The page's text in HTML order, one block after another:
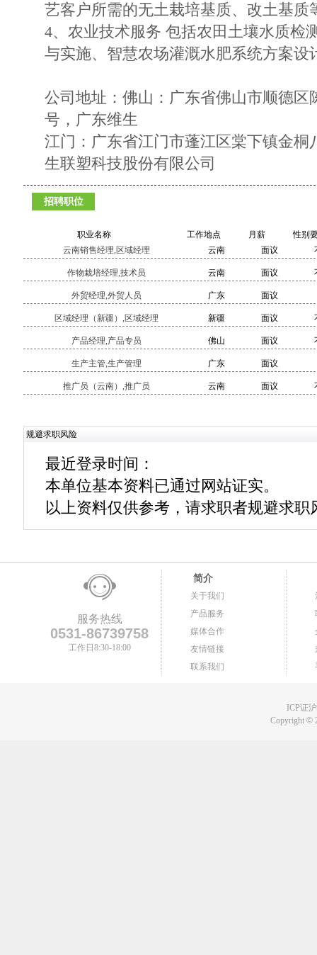
艺客户所需的无土栽培基质、改土基质
4、农业技术服务 包括农田土壤水质检
与实施、智慧农场灌溉水肥系统方案设
公司地址：佛山：广东省佛山市顺德区
号，广东维生
江门：广东省江门市蓬江区棠下镇金桐
生联塑科技股份有限公司
招聘职位
职业名称 工作地点 月薪
性别
云南销售经理,区域经理
云南 面议
作物栽培经理,技术员 云南 面议
外贸经理,外贸人员 广东 面议
区域经理（新疆）,区域经理 新疆 面议
产品经理,产品专员 佛山 面议
生产主管,生产管理 广东 面议
推广员（云南）,推广员 云南 面议
规避求职风险
最近登录时间：
本单位基本资料已通过网站证实。
以上资料仅供参考，请求职者规避求职
服务热线
0531-86739758
工作日8:30-18:00
简介
关于我们
产品服务
媒体合作
友情链接
联系我们
ICP证
Copyright ©